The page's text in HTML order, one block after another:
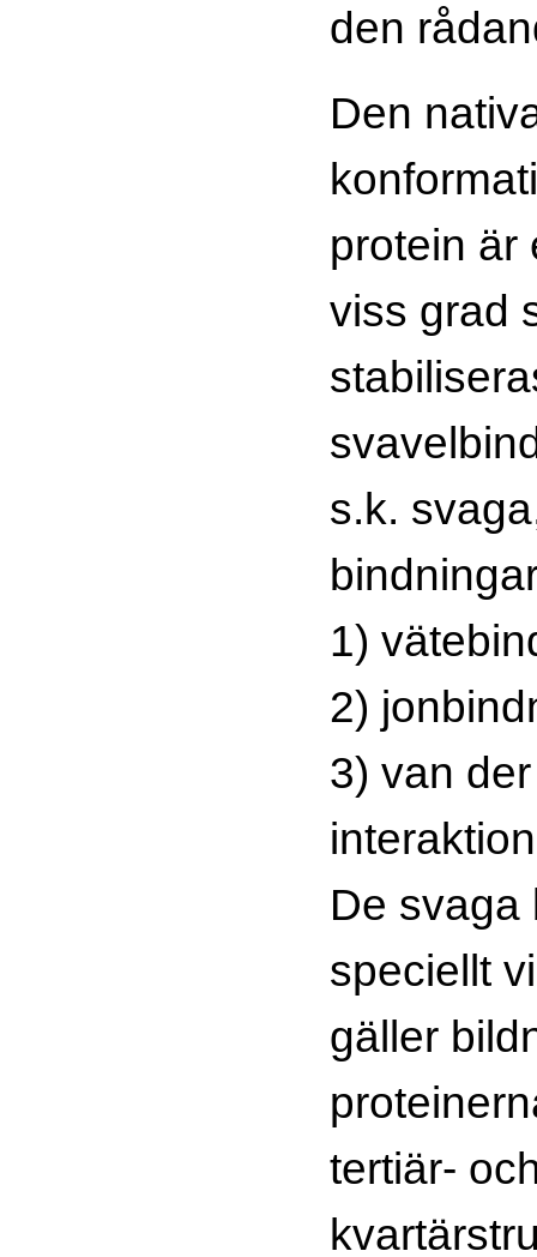
den
Den
protein är
viss grad
s.k.
1)
2)
3) van
De svaga
speciellt
gäller
tertiär-